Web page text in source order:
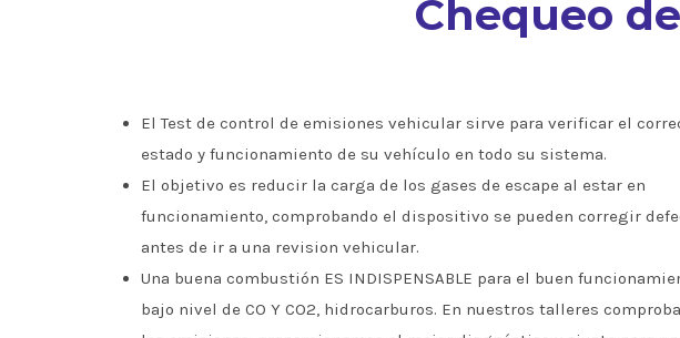
Chequeo
El Test de control de emisiones vehicular sirve para verificar el
estado y funcionamiento de su vehículo en todo su sistema.
El objetivo es reducir la carga de los gases de escape al estar en
funcionamiento, comprobando el dispositivo se pueden corregir
antes de ir a una revision vehicular.
Una buena combustión ES INDISPENSABLE para el buen
bajo nivel de CO Y CO2, hidrocarburos. En nuestros talleres